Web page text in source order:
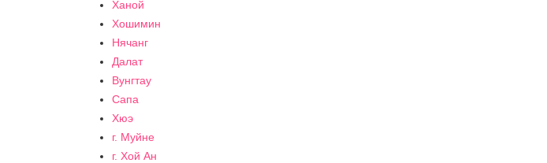
Ханой
Хошимин
Нячанг
Далат
Вунгтау
Сапа
Хюэ
г. Муйне
г. Хой Ан